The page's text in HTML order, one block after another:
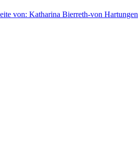
von: Katharina Bierreth-von Hartungen